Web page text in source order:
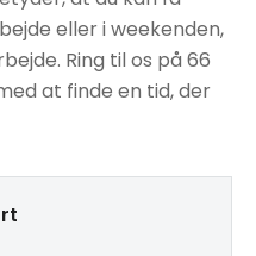
eller i weekenden,
Ring til os på 66
at finde en tid, der